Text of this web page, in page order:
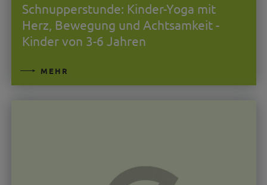
Schnupperstunde: Kinder-Yoga mit
Herz, Bewegung und Achtsamkeit -
Kinder von 3-6 Jahren
MEHR